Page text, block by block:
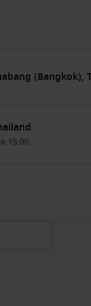
(Bangkok),
15:00